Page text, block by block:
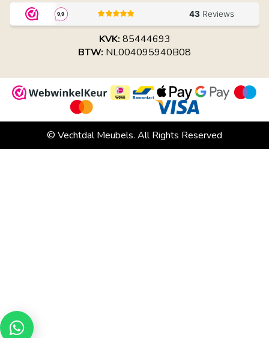
KVK: 85444693
BTW: NL004095940B08
© Vechtdal Meubels. All Rights Reserved